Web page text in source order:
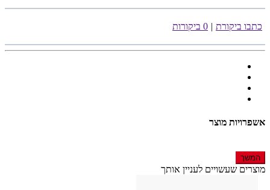
כתבו ביקורת | 0 ביקורות
אשפרויות מוצר
המשך
מוצרים שעשויים לעניין אותך